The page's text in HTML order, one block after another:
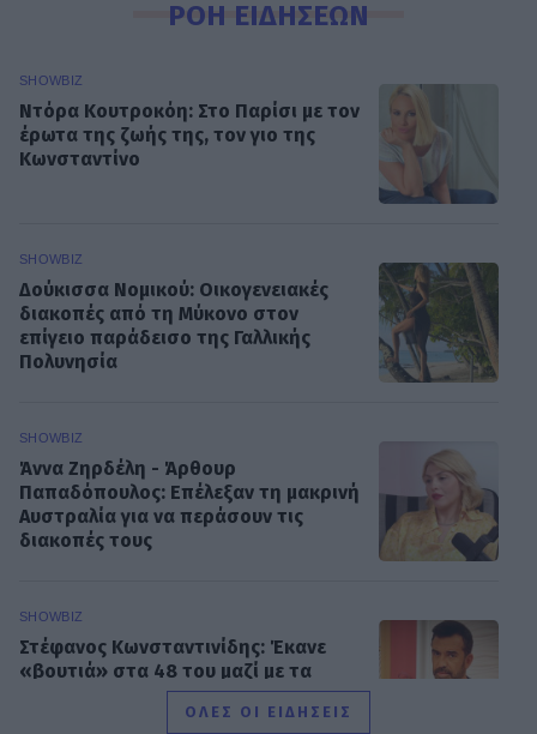
ΡΟΗ ΕΙΔΗΣΕΩΝ
SHOWBIZ
Ντόρα Κουτροκόη: Στο Παρίσι με τον
έρωτα της ζωής της, τον γιο της
Κωνσταντίνο
SHOWBIZ
Δούκισσα Νομικού: Οικογενειακές
διακοπές από τη Μύκονο στον
επίγειο παράδεισο της Γαλλικής
Πολυνησία
SHOWBIZ
Άννα Ζηρδέλη - Άρθουρ
Παπαδόπουλος: Eπέλεξαν τη μακρινή
Αυστραλία για να περάσουν τις
διακοπές τους
SHOWBIZ
Στέφανος Κωνσταντινίδης: Έκανε
«βουτιά» στα 48 του μαζί με τα
ΟΛΕΣ ΟΙ ΕΙΔΗΣΕΙΣ